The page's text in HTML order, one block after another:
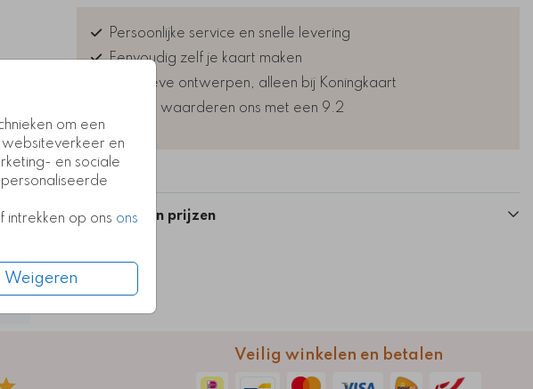
om een
en
en sociale
intrekken op ons ons
Weigeren
Persoonlijke service en snelle levering
Eenvoudig zelf je kaart maken
Exclusieve ontwerpen, alleen bij Koningkaart
Klanten waarderen ons met een 9.2
Formaten en prijzen
Veilig winkelen en betalen